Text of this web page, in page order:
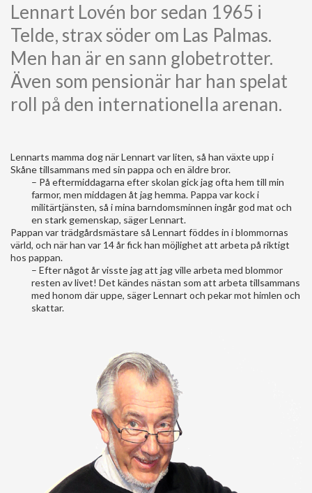
Lennart Lovén bor sedan 1965 i
Telde, strax söder om Las Palmas.
Men han är en sann globetrotter.
Även som pensionär har han spelat
roll på den internationella arenan.
Lennarts mamma dog när Lennart var liten, så han växte upp i
Skåne tillsammans med sin pappa och en äldre bror.
– På eftermiddagarna efter skolan gick jag ofta hem till min
farmor, men middagen åt jag hemma. Pappa var kock i
militärtjänsten, så i mina barndomsminnen ingår god mat och
en stark gemenskap, säger Lennart.
Pappan var trädgårdsmästare så Lennart föddes in i blommornas
värld, och när han var 14 år fick han möjlighet att arbeta på riktigt
hos pappan.
– Efter något år visste jag att jag ville arbeta med blommor
resten av livet! Det kändes nästan som att arbeta tillsammans
med honom där uppe, säger Lennart och pekar mot himlen och
skattar.